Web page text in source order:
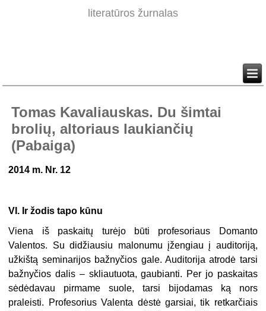
literatūros žurnalas
Tomas Kavaliauskas. Du šimtai
brolių, altoriaus laukiančių
(Pabaiga)
2014 m. Nr. 12
VI. Ir žodis tapo kūnu
Viena iš paskaitų turėjo būti profesoriaus Domanto
Valentos. Su didžiausiu malonumu įžengiau į auditoriją,
užkištą seminarijos bažnyčios gale. Auditorija atrodė tarsi
bažnyčios dalis – skliautuota, gaubianti. Per jo paskaitas
sėdėdavau pirmame suole, tarsi bijodamas ką nors
praleisti. Profesorius Valenta dėstė garsiai, tik retkarčiais